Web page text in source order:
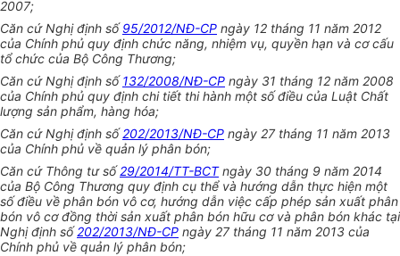
2007;
Căn cứ Nghị định số95/2012/NĐ-CP ngày 12 tháng 11 năm 2012
của Chính phủ quy định chức năng, nhiệm vụ, quyền hạn và cơ cấu
tổ chức của Bộ Công Thương;
Căn cứ Nghị định số132/2008/NĐ-CP ngày 31 tháng 12 năm 2008
của Chính phủ quy định chi tiết thi hành một số điều của Luật Chất
lượng sản phẩm, hàng hóa;
Căn cứ Nghị định số202/2013/NĐ-CP ngày 27 tháng 11 năm 2013
của Chính phủ về quản lý phân bón;
Căn cứ Thông tư số29/2014/TT-BCTngày 30 tháng 9 năm 2014
của Bộ Công Thương quy định cụ thể và hướng dẫn thực hiện một
số điều về phân bón vô cơ, hướng dẫn việc cấp phép sản xuất phân
bón vô cơ đồng thời sản xuất phân bón hữu cơ và phân bón khác tại
Nghị định số202/2013/NĐ-CP ngày 27 tháng 11 năm 2013 của
Chính phủ về quản lý phân bón;